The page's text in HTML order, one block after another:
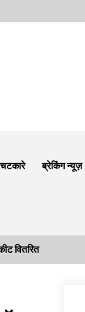
चटकारे ब्रेकिंग न्यूज़
वितरित